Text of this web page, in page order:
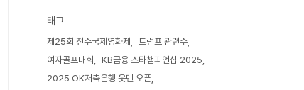
태그
제25회 전주국제영화제
트럼프 관련주
여자골프대회
KB금융 스타챔피언십 2025
2025 OK저축은행 읏맨 오픈